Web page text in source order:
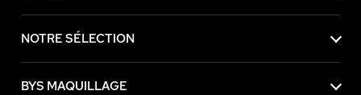
NOTRE SÉLECTION
BYS MAQUILLAGE